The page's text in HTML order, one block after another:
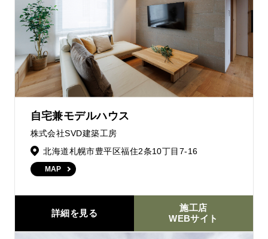
自宅兼モデルハウス
株式会社SVD建築工房
北海道札幌市豊平区福住2条10丁目7-16
MAP
詳細を見る
施工店
WEBサイト